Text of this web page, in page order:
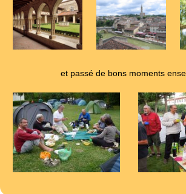
et passé de bons moments